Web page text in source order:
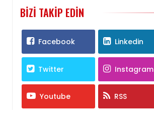
BIZI TAKIP EDIN
Facebook Linkedin
Twitter Instagram
Youtube RSS